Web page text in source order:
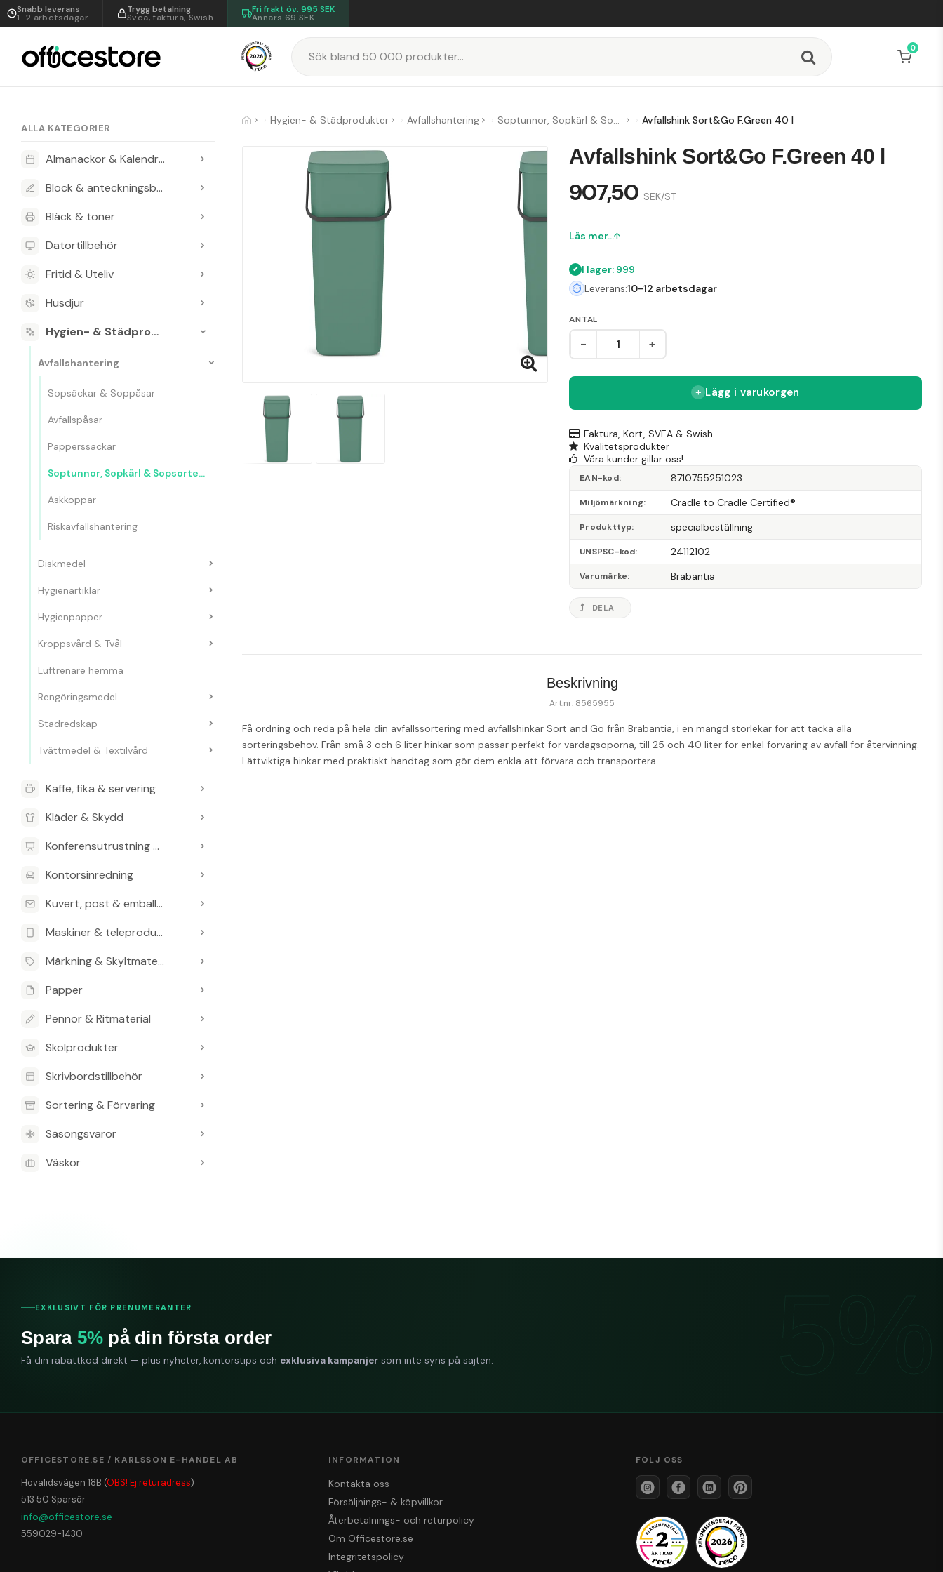
Snabb leverans
1–2 arbetsdagar
Trygg betalning
Svea, faktura, Swish
Fri frakt öv. 995 SEK
Annars 69 SEK
0
ALLA KATEGORIER
Almanackor & Kalendrar
Block & anteckningsböcker
Bläck & toner
Datortillbehör
Fritid & Uteliv
Husdjur
Hygien- & Städprodukter
Avfallshantering
Sopsäckar & Soppåsar
Avfallspåsar
Papperssäckar
Soptunnor, Sopkärl & Sopsorteringskärl
Askkoppar
Riskavfallshantering
Diskmedel
Hygienartiklar
Hygienpapper
Kroppsvård & Tvål
Luftrenare hemma
Rengöringsmedel
Städredskap
Tvättmedel & Textilvård
Kaffe, fika & servering
Kläder & Skydd
Konferensutrustning & Presentationsutrustning
Kontorsinredning
Kuvert, post & emballage
Maskiner & teleprodukter
Märkning & Skyltmaterial
Papper
Pennor & Ritmaterial
Skolprodukter
Skrivbordstillbehör
Sortering & Förvaring
Säsongsvaror
Väskor
Hygien- & Städprodukter Avfallshantering Soptunnor, Sopkärl & Sopsorteringskärl Avfallshink Sort&Go F.Green 40 l
Avfallshink Sort&Go F.Green 40 l
907,50 SEK/ST
Läs mer...
I lager: 999
Leverans:10-12 arbetsdagar
ANTAL
- +
Lägg i varukorgen
Faktura, Kort, SVEA & Swish
Kvalitetsprodukter
Våra kunder gillar oss!
EAN-kod 8710755251023
Miljömärkning Cradle to Cradle Certified®
Produkttyp specialbeställning
UNSPSC-kod 24112102
Varumärke Brabantia
DELA
Beskrivning
Art.nr: 8565955
Få ordning och reda på hela din avfallssortering med avfallshinkar Sort and Go från Brabantia, i en mängd storlekar för att täcka alla
sorteringsbehov. Från små 3 och 6 liter hinkar som passar perfekt för vardagsoporna, till 25 och 40 liter för enkel förvaring av avfall för återvinning.
Lättviktiga hinkar med praktiskt handtag som gör dem enkla att förvara och transportera.
OFFICESTORE.SE / KARLSSON E-HANDEL AB
Hovalidsvägen 18B (OBS! Ej returadress)
513 50 Sparsör
info@officestore.se
559029-1430
INFORMATION
Kontakta oss
Försäljnings- & köpvillkor
Återbetalnings- och returpolicy
Om Officestore.se
Integritetspolicy
FÖLJ OSS
EXKLUSIVT FÖR PRENUMERANTER
Spara 5% på din första order
Få din rabattkod direkt — plus nyheter, kontorstips och exklusiva kampanjer som inte syns på sajten.